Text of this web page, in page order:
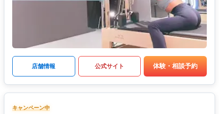
店舗情報 公式サイト 体験・相談予約
キャンペーン中